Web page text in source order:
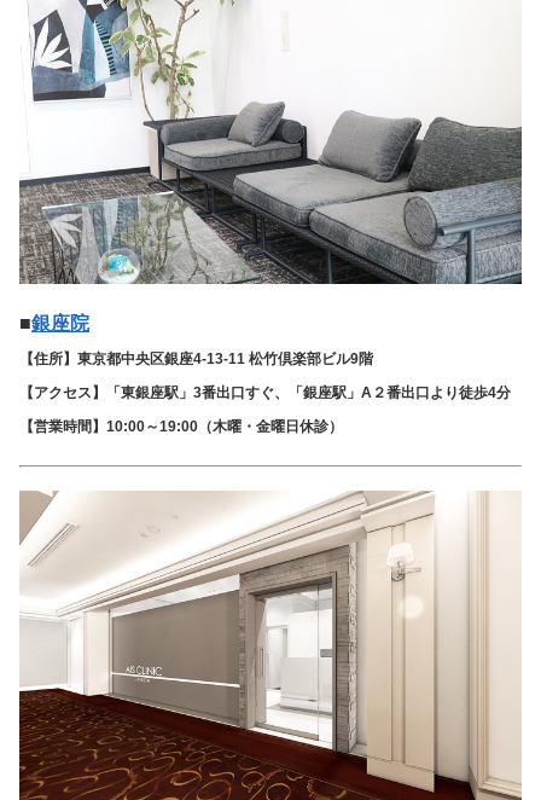
■銀座院
【住所】東京都中央区銀座4-13-11 松竹倶楽部ビル9階
【アクセス】「東銀座駅」3番出口すぐ、「銀座駅」A２番出口より徒歩4分
【営業時間】10:00～19:00（木曜・金曜日休診）